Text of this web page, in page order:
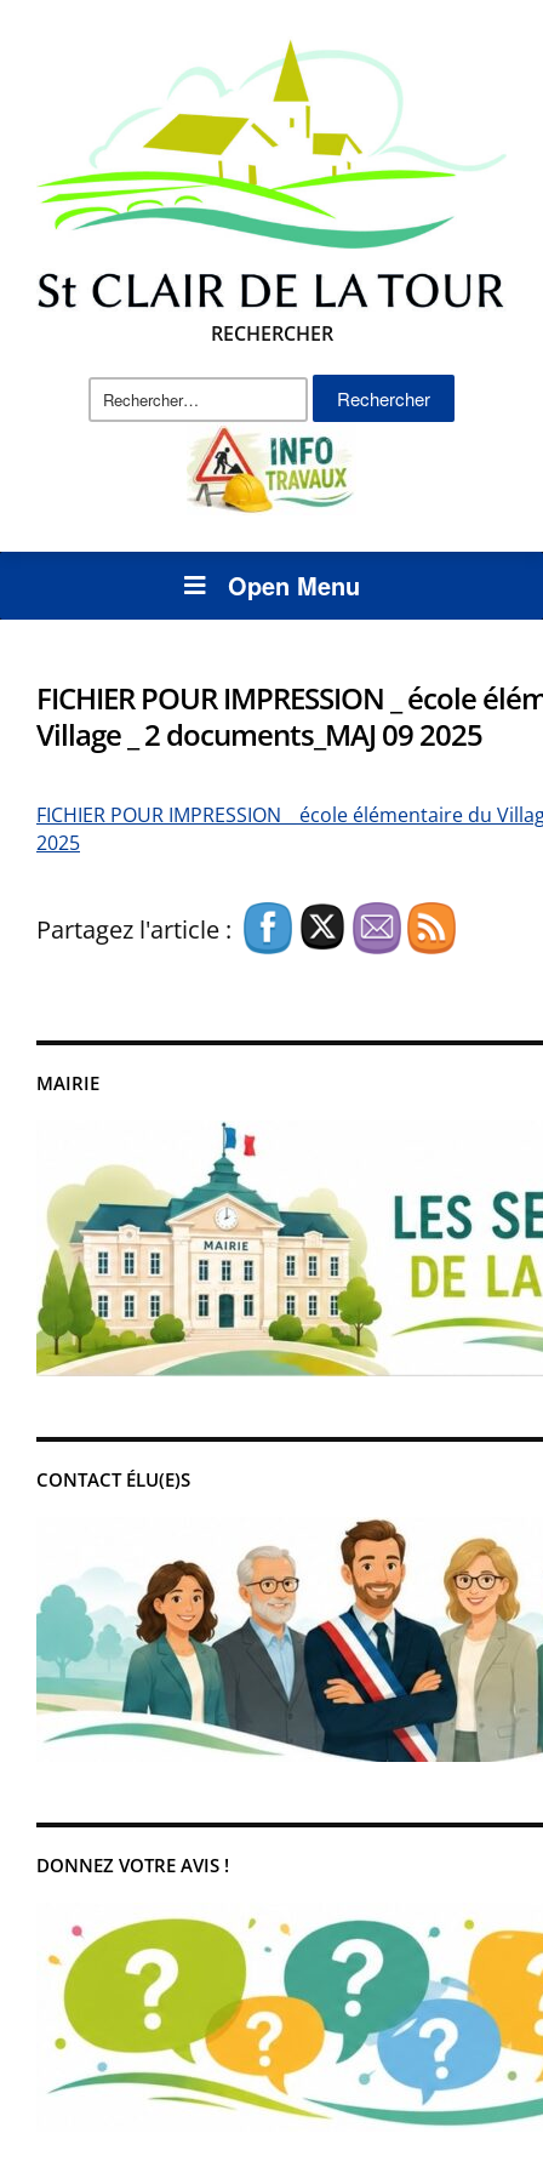
RECHERCHER
Rechercher :
Open Menu
MAIRIE
CONTACT ÉLU(E)S
DONNEZ VOTRE AVIS !
FICHIER POUR IMPRESSION _ école
Village _ 2 documents_MAJ 09 2025
FICHIER POUR IMPRESSION _ école élémentaire du
2025
Partagez l'article :